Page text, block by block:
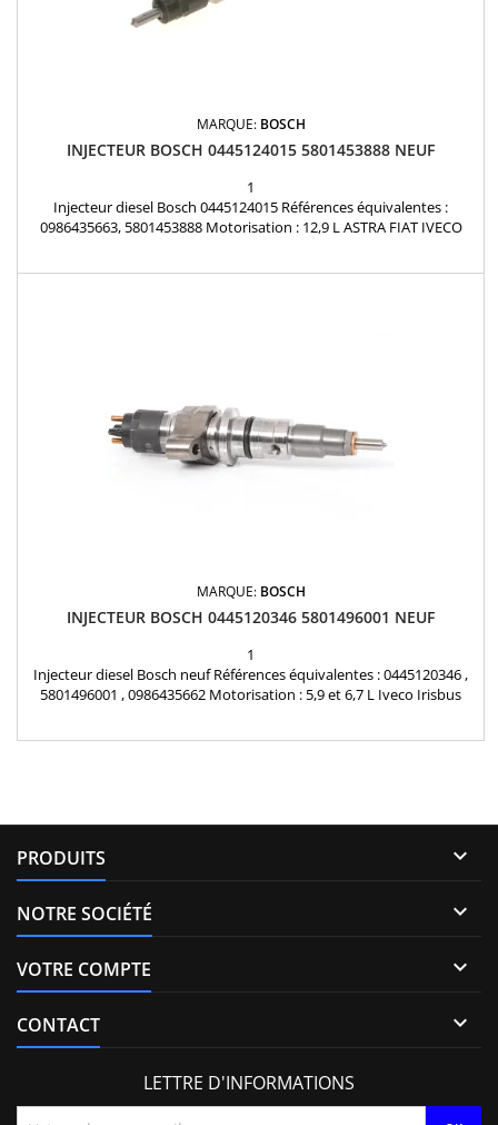
MARQUE: BOSCH
INJECTEUR BOSCH 0445124015 5801453888 NEUF
1
Injecteur diesel Bosch 0445124015 Références équivalentes :
0986435663, 5801453888 Motorisation : 12,9 L ASTRA FIAT IVECO
MARQUE: BOSCH
INJECTEUR BOSCH 0445120346 5801496001 NEUF
1
Injecteur diesel Bosch neuf Références équivalentes : 0445120346 ,
5801496001 , 0986435662 Motorisation : 5,9 et 6,7 L Iveco Irisbus
PRODUITS 
NOTRE SOCIÉTÉ 
VOTRE COMPTE 
CONTACT 
LETTRE D'INFORMATIONS